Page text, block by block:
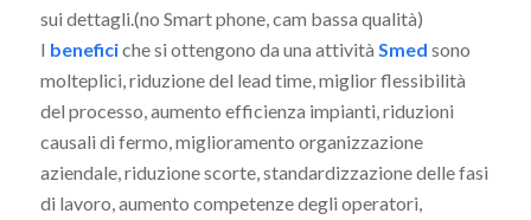
sui dettagli.(no Smart phone, cam bassa qualità)
I beneficiche si ottengono da una attività Smed sono
molteplici, riduzione del lead time, miglior flessibilità
del processo, aumento efficienza impianti, riduzioni
causali di fermo, miglioramento organizzazione
aziendale, riduzione scorte, standardizzazione delle fasi
di lavoro, aumento competenze degli operatori,